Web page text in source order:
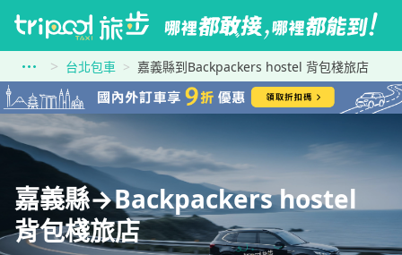
台北包車 嘉義縣到Backpackers hostel 背包棧旅店
嘉義縣→Backpackers hostel
背包棧旅店